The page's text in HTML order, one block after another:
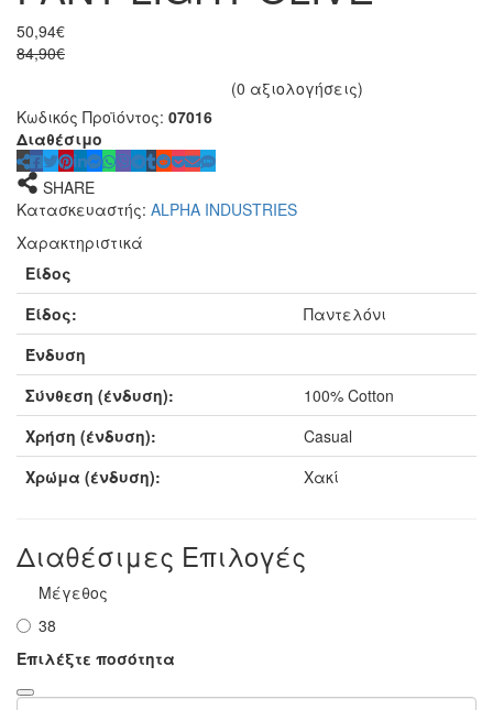
50,94€
84,90€
(0 αξιολογήσεις)
Κωδικός Προϊόντος: 07016
Διαθέσιμο
SHARE
Κατασκευαστής: ALPHA INDUSTRIES
Χαρακτηριστικά
Είδος
Είδος:
Παντελόνι
Ένδυση
Σύνθεση (ένδυση):
100% Cotton
Χρήση (ένδυση):
Casual
Χρώμα (ένδυση):
Χακί
Διαθέσιμες Επιλογές
Μέγεθος
38
Επιλέξτε ποσότητα